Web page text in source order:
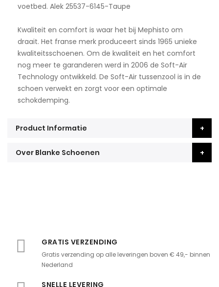
voetbed. Alek 25537-6145-Taupe
Kwaliteit en comfort is waar het bij Mephisto om
draait. Het franse merk produceert sinds 1965 unieke
kwaliteitsschoenen. Om de kwaliteit en het comfort
nog meer te garanderen werd in 2006 de Soft-Air
Technology ontwikkeld. De Soft-Air tussenzool is in de
schoen verwekt en zorgt voor een optimale
schokdemping.
Product Informatie
Over Blanke Schoenen
GRATIS VERZENDING
Gratis verzending op alle leveringen boven € 49,- binnen
Nederland
SNELLE LEVERING